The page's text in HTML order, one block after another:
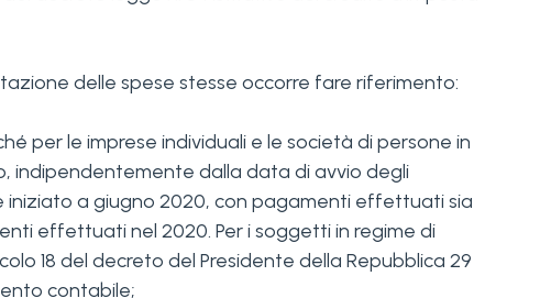
delle spese stesse occorre fare riferimento:
per le imprese individuali e le società di persone in
indipendentemente dalla data di avvio degli
iniziato a giugno 2020, con pagamenti effettuati sia
effettuati nel 2020. Per i soggetti in regime di
18 del decreto del Presidente della Repubblica 29
contabile;